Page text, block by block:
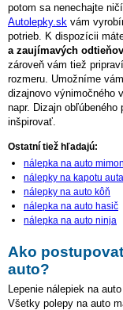
potom sa nenechajte
Autolepky.sk vám
potrieb. K dispozícii
a zaujímavých odtieňov
zároveň vám tiež
rozmeru. Umožníme
dizajnovo výnimočného
napr. Dizajn
inšpirovať.
Ostatní tiež hľadajú:
nálepka na auto
nálepky na kapotu auta
nálepky na auto kôň
nálepka na auto hasič
nálepka na auto ninja
Ako
auto?
Lepenie nálepiek na
Všetky polepy na auto